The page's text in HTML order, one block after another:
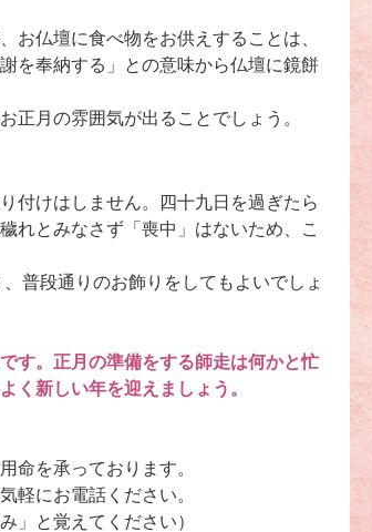
お仏壇に食べ物をお供えすることは、
を奉納する」との意味から仏壇に鏡餅
正月の雰囲気が出ることでしょう。
付けはしません。四十九日を過ぎたら
れとみなさず「喪中」はないため、こ
普段通りのお飾りをしてもよいでしょ
す。正月の準備をする師走は何かと忙
く新しい年を迎えましょう。
命を承っております。
軽にお電話ください。
」と覚えてください）